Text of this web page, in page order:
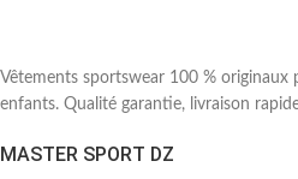
Vêtements sportswear 100 % originaux
enfants. Qualité garantie, livraison
MASTER SPORT DZ